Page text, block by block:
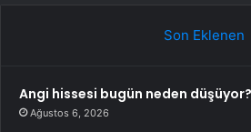
Son Eklenen
Angi hissesi bugün neden düşüyor?
Ağustos 6, 2026